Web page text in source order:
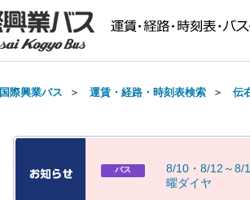
国際興業バス ＞ 運賃・経路・時刻表検索 ＞ 伝
バス 8/10 ・ 8/1 2 ～8/1
曜ダイヤ